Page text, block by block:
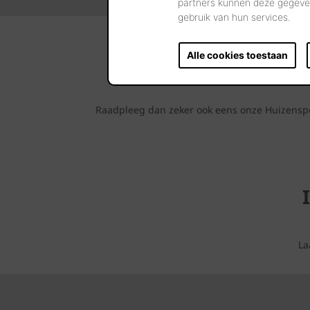
partners kunnen deze
gebruik van hun services.
Alle cookies toestaan
Raadpleeg dan zeker ook eens onze